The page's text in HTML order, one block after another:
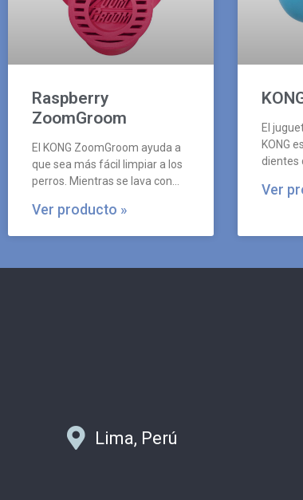
Raspberry
ZoomGroom
El KONG ZoomGroom ayuda a
que sea más fácil limpiar a los
perros. Mientras se lava con
limpiar el pelaje.
Ver producto »
El
KONG
dientes
Ver
Lima, Perú